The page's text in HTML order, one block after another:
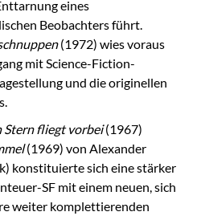
eines
Beobachters führt.
(1972) wies voraus
mit Science-Fiction-
und die originellen
Stern fliegt vorbei(1967)
(1969) von Alexander
konstituierte sich eine stärker
SF mit einem neuen, sich
weiter komplettierenden